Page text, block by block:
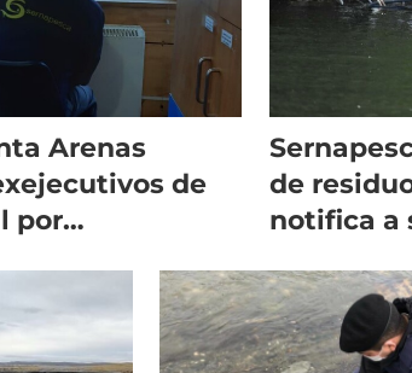
Arenas
de
por
de residuos en
notifica a